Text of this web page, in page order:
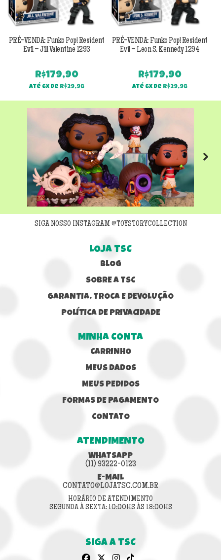
PRÉ-VENDA: Funko Pop! Resident
Evil – Jill Valentine 1293
R$179,90
Até 6x de R$29,98
PRÉ-VENDA: Funko Pop! Resident
Evil – Leon S. Kennedy 1294
R$179,90
Até 6x de R$29,98
Next
SIGA NOSSO INSTAGRAM @TOYSTORYCOLLECTION
LOJA TSC
BLOG
SOBRE A TSC
GARANTIA, TROCA E DEVOLUÇÃO
POLÍTICA DE PRIVACIDADE
MINHA CONTA
CARRINHO
MEUS DADOS
MEUS PEDIDOS
FORMAS DE PAGAMENTO
CONTATO
ATENDIMENTO
WHATSAPP
(11) 93222-0123
E-MAIL
CONTATO@LOJATSC.COM.BR
HORÁRIO DE ATENDIMENTO
SEGUNDA À SEXTA: 10:00HS ÀS 18:00HS
SIGA A TSC